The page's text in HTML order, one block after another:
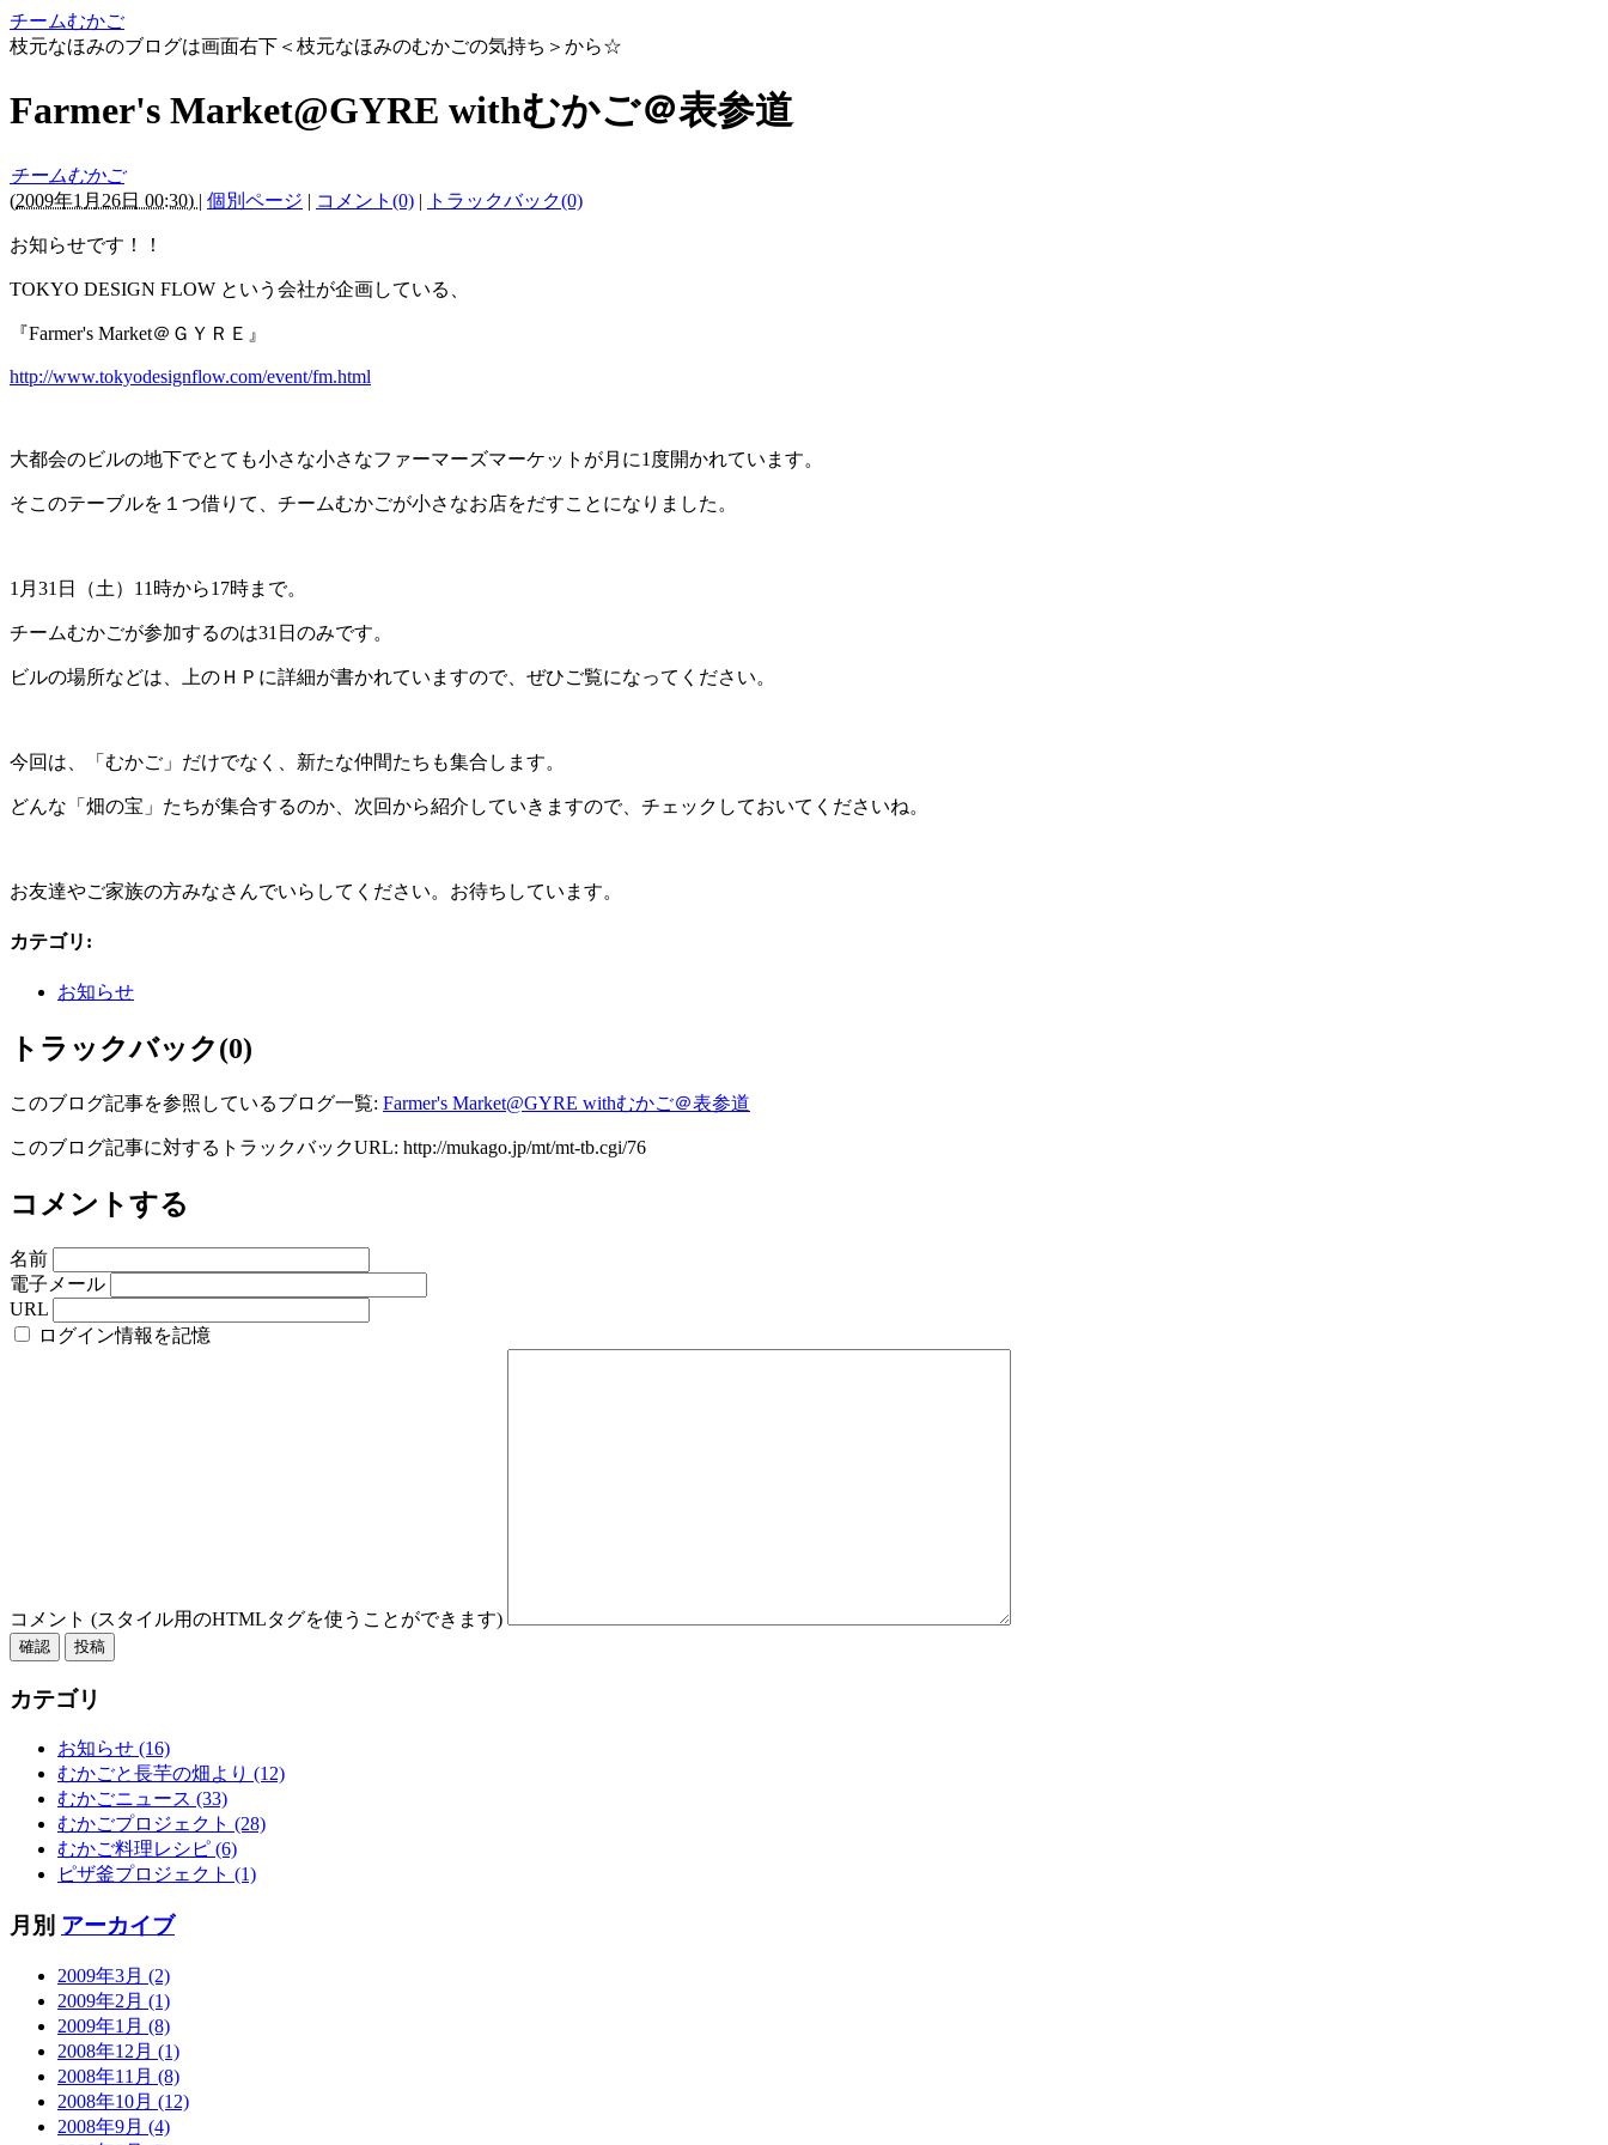
チームむかご
枝元なほみのブログは画面右下＜枝元なほみのむかごの気持ち＞から☆
Farmer's Market@GYRE withむかご＠表参道
チームむかご
(2009年1月26日 00:30) | 個別ページ | コメント(0) | トラックバック(0)
お知らせです！！
TOKYO DESIGN FLOW という会社が企画している、
『Farmer's Market＠ＧＹＲＥ』
http://www.tokyodesignflow.com/event/fm.html
大都会のビルの地下でとても小さな小さなファーマーズマーケットが月に1度開かれています。
そこのテーブルを１つ借りて、チームむかごが小さなお店をだすことになりました。
1月31日（土）11時から17時まで。
チームむかごが参加するのは31日のみです。
ビルの場所などは、上のＨＰに詳細が書かれていますので、ぜひご覧になってください。
今回は、「むかご」だけでなく、新たな仲間たちも集合します。
どんな「畑の宝」たちが集合するのか、次回から紹介していきますので、チェックしておいてくださいね。
お友達やご家族の方みなさんでいらしてください。お待ちしています。
カテゴリ :
お知らせ
トラックバック(0)
このブログ記事を参照しているブログ一覧: Farmer's Market@GYRE withむかご＠表参道
このブログ記事に対するトラックバックURL: http://mukago.jp/mt/mt-tb.cgi/76
コメントする
名前
電子メール
URL
ログイン情報を記憶
コメント (スタイル用のHTMLタグを使うことができます)
カテゴリ
お知らせ (16)
むかごと長芋の畑より (12)
むかごニュース (33)
むかごプロジェクト (28)
むかご料理レシピ (6)
ピザ釜プロジェクト (1)
月別 アーカイブ
2009年3月 (2)
2009年2月 (1)
2009年1月 (8)
2008年12月 (1)
2008年11月 (8)
2008年10月 (12)
2008年9月 (4)